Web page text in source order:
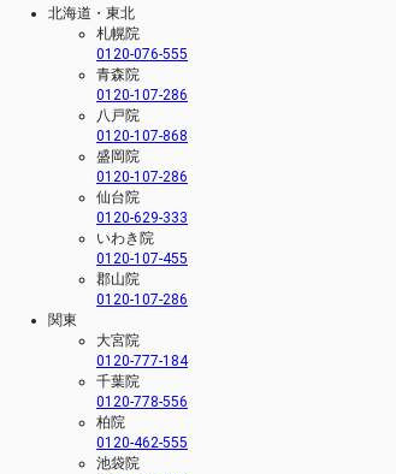
北海道・東北
札幌院
0120-076-555
青森院
0120-107-286
八戸院
0120-107-868
盛岡院
0120-107-286
仙台院
0120-629-333
いわき院
0120-107-455
郡山院
0120-107-286
関東
大宮院
0120-777-184
千葉院
0120-778-556
柏院
0120-462-555
池袋院